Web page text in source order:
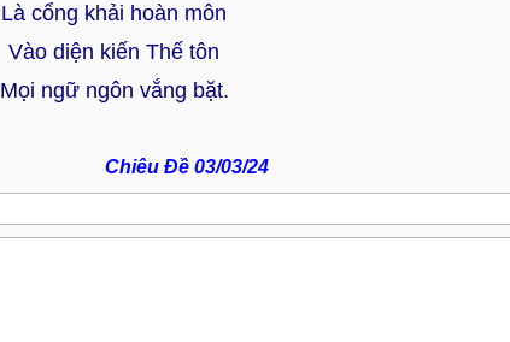
Là cổng khải hoàn môn
Vào diện kiến Thế tôn
Mọi ngữ ngôn vắng bặt.
Chiêu Đề 03/03/24